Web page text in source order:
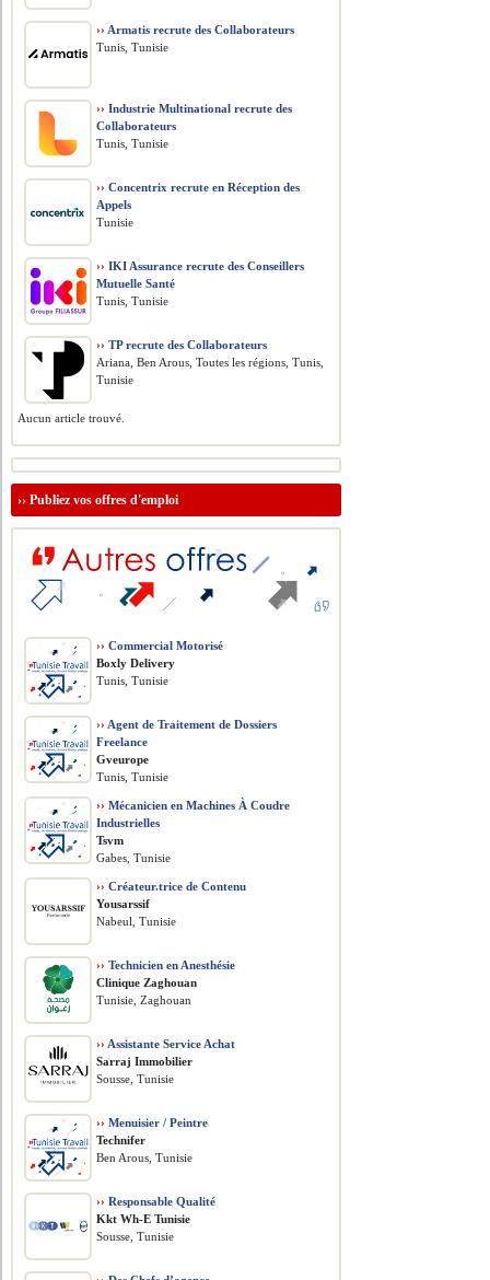
›› Armatis recrute des Collaborateurs
Tunis, Tunisie
›› Industrie Multinational recrute des
Collaborateurs
Tunis, Tunisie
›› Concentrix recrute en Réception des
Appels
Tunisie
›› IKI Assurance recrute des Conseillers
Mutuelle Santé
Tunis, Tunisie
›› TP recrute des Collaborateurs
Ariana, Ben Arous, Toutes les régions, Tunis,
Tunisie
Aucun article trouvé.
››Publiez vos offres d'emploi
›› Commercial Motorisé
Boxly Delivery
Tunis, Tunisie
›› Agent de Traitement de Dossiers
Freelance
Gveurope
Tunis, Tunisie
›› Mécanicien en Machines À Coudre
Industrielles
Tsvm
Gabes, Tunisie
›› Créateur.trice de Contenu
Yousarssif
Nabeul, Tunisie
›› Technicien en Anesthésie
Clinique Zaghouan
Tunisie, Zaghouan
›› Assistante Service Achat
Sarraj Immobilier
Sousse, Tunisie
›› Menuisier / Peintre
Technifer
Ben Arous, Tunisie
›› Responsable Qualité
Kkt Wh-E Tunisie
Sousse, Tunisie